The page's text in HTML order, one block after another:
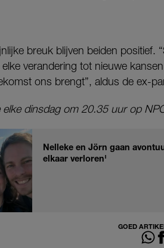
breuk blijven beiden positief.
elke verandering tot nieuwe
ons brengt”, aldus de ex-
elke dinsdag om 20.35 uur op
Nelleke en Jörn gaan
elkaar verloren'
GOED